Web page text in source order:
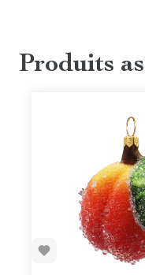
Produits